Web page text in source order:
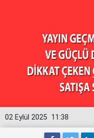
11:38
02 Eylül 2025